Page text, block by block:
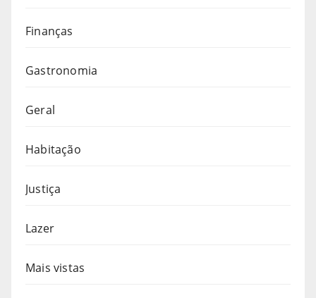
Finanças
Gastronomia
Geral
Habitação
Justiça
Lazer
Mais vistas